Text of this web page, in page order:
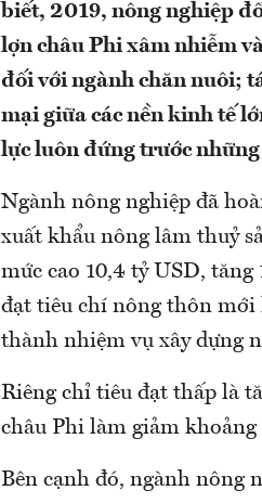
biết, 2019, nông nghiệp
lợn châu Phi xâm nhiễm
đối với ngành chăn nuôi;
mại giữa các nền kinh tế
lực luôn đứng trước
Ngành nông nghiệp đã
xuất khẩu nông lâm thuỷ
mức cao 10,4 tỷ USD, tăng
đạt tiêu chí nông thôn mới
thành nhiệm vụ xây dựng
Riêng chỉ tiêu đạt thấp là
châu Phi làm giảm
Bên cạnh đó, ngành nông